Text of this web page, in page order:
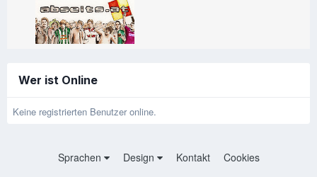
Wer ist Online
Keine registrierten Benutzer online.
Sprachen Design Kontakt Cookies